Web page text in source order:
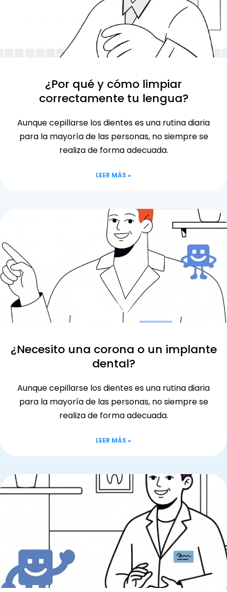
¿Por qué y cómo limpiar
correctamente tu lengua?
Aunque cepillarse los dientes es una rutina diaria
para la mayoría de las personas, no siempre se
realiza de forma adecuada.
LEER MÁS »
¿Necesito una corona o un implante
dental?
Aunque cepillarse los dientes es una rutina diaria
para la mayoría de las personas, no siempre se
realiza de forma adecuada.
LEER MÁS »